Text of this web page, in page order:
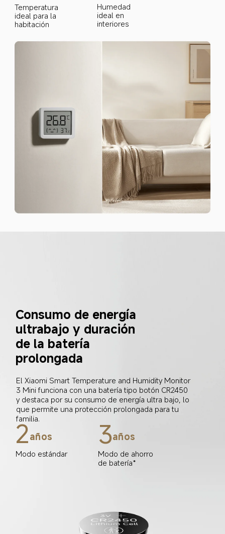
Temperatura
ideal para la
habitación
Humedad
ideal en
interiores
Consumo de energía
ultrabajo y duración
de la batería
prolongada
El Xiaomi Smart Temperature and Humidity Monitor
3 Mini funciona con una batería tipo botón CR2450
y destaca por su consumo de energía ultra bajo, lo
que permite una protección prolongada para tu
familia.
2años
Modo estándar
3años
Modo de ahorro
de batería*